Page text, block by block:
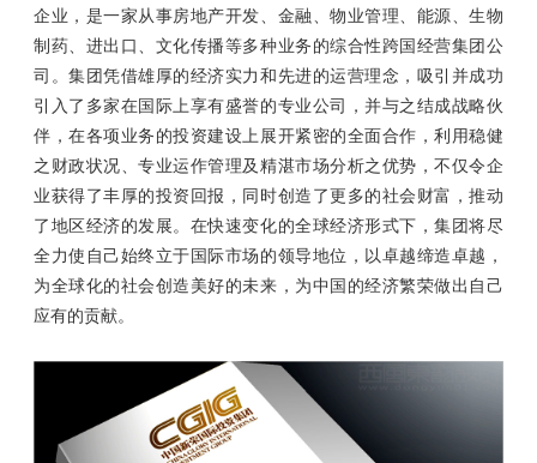
企业，是一家从事房地产开发、金融、物业管理、能源、生物
制药、进出口、文化传播等多种业务的综合性跨国经营集团公
司。集团凭借雄厚的经济实力和先进的运营理念，吸引并成功
引入了多家在国际上享有盛誉的专业公司，并与之结成战略伙
伴，在各项业务的投资建设上展开紧密的全面合作，利用稳健
之财政状况、专业运作管理及精湛市场分析之优势，不仅令企
业获得了丰厚的投资回报，同时创造了更多的社会财富，推动
了地区经济的发展。在快速变化的全球经济形式下，集团将尽
全力使自己始终立于国际市场的领导地位，以卓越缔造卓越，
为全球化的社会创造美好的未来，为中国的经济繁荣做出自己
应有的贡献。